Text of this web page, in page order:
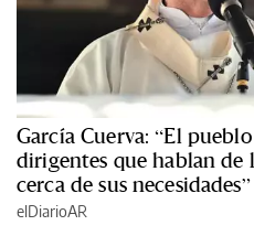
García Cuerva: “El
dirigentes que hablan de
cerca de sus necesidades”
elDiarioAR